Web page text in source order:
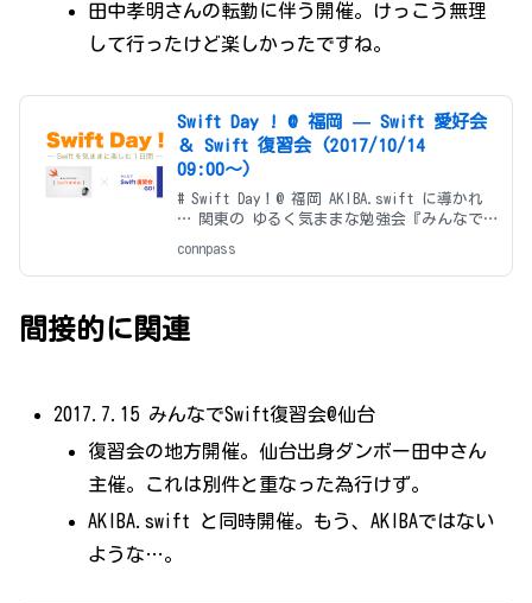
田中孝明さんの転勤に伴う開催。けっこう無理
して行ったけど楽しかったですね。
Swift Day ! @ 福岡 — Swift 愛好会
＆ Swift 復習会 (2017/10/14
09:00〜)
# Swift Day！@ 福岡 AKIBA.swift に導かれ
… 関東の ゆるく気ままな勉強会『みんなで
福岡へ！ Swift 好きが集まって、プログラミ
ング言語 Swift
connpass
間接的に関連
2017.7.15 みんなでSwift復習会@仙台
復習会の地方開催。仙台出身ダンボー田中さん
主催。これは別件と重なった為行けず。
AKIBA.swift と同時開催。もう、AKIBAではない
ような…。